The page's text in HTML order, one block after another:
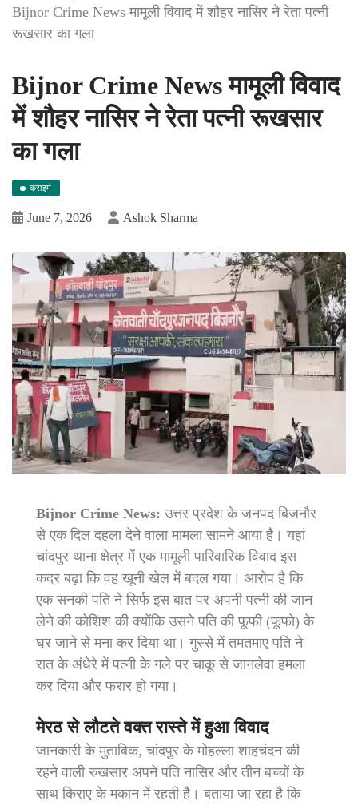
Bijnor Crime News मामूली विवाद में शौहर नासिर ने रेता पत्नी
रूखसार का गला
Bijnor Crime News मामूली विवाद
में शौहर नासिर ने रेता पत्नी रूखसार
का गला
क्राइम
June 7, 2026 Ashok Sharma
Bijnor Crime News: उत्तर प्रदेश के जनपद बिजनौर
से एक दिल दहला देने वाला मामला सामने आया है। यहां
चांदपुर थाना क्षेत्र में एक मामूली पारिवारिक विवाद इस
कदर बढ़ा कि वह खूनी खेल में बदल गया। आरोप है कि
एक सनकी पति ने सिर्फ इस बात पर अपनी पत्नी की जान
लेने की कोशिश की क्योंकि उसने पति की फूफी (फूफो) के
घर जाने से मना कर दिया था। गुस्से में तमतमाए पति ने
रात के अंधेरे में पत्नी के गले पर चाकू से जानलेवा हमला
कर दिया और फरार हो गया।
मेरठ से लौटते वक्त रास्ते में हुआ विवाद
जानकारी के मुताबिक, चांदपुर के मोहल्ला शाहचंदन की
रहने वाली रुखसार अपने पति नासिर और तीन बच्चों के
साथ किराए के मकान में रहती है। बताया जा रहा है कि